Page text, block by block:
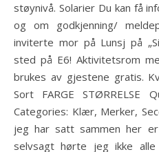
støynivå. Solarier Du kan få
og om godkjenning/
inviterte mor på Lunsj på
sted på E6! Aktivitetsrom
brukes av gjestene gratis.
Sort FARGE STØRRELSE
Categories: Klær, Merker,
jeg har satt sammen her
selvsagt hørte jeg ikke